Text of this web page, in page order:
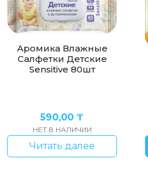
15гр
Аромика Влажные
Салфетки Детские
Sensitive 80шт
590,00 ₸
НЕТ В НАЛИЧИИ
Читать далее